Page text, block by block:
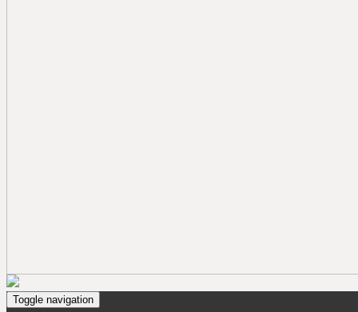
Toggle navigation